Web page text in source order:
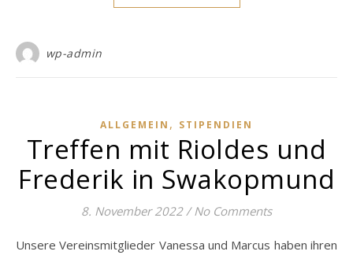
wp-admin
ALLGEMEIN , STIPENDIEN
Treffen mit Rioldes und
Frederik in Swakopmund
8. November 2022 / No Comments
Unsere Vereinsmitglieder Vanessa und Marcus haben ihren